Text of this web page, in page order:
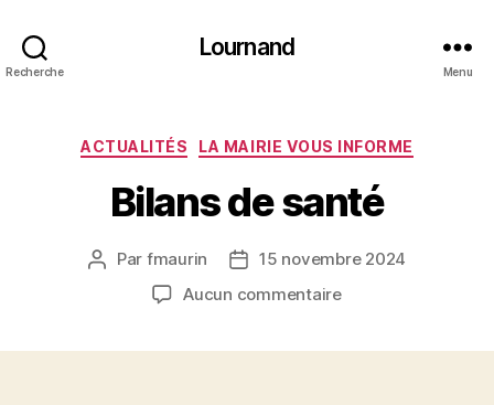
Recherche
Lournand
Menu
Catégories
ACTUALITÉS LA MAIRIE VOUS INFORME
Bilans de santé
Auteur
Par fmaurin
Date15 novembre 2024
Aucun commentairesur